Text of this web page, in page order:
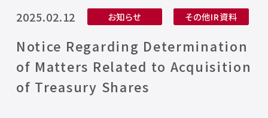
2025.02.12 お知らせ その他IR資料
Notice Regarding Determination
of Matters Related to Acquisition
of Treasury Shares